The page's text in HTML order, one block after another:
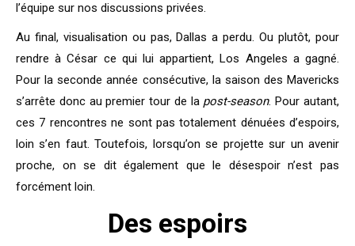
l’équipe sur nos discussions privées.
Au final, visualisation ou pas, Dallas a perdu. Ou plutôt, pour
rendre à César ce qui lui appartient, Los Angeles a gagné.
Pour la seconde année consécutive, la saison des Mavericks
s’arrête donc au premier tour de la post-season. Pour autant,
ces 7 rencontres ne sont pas totalement dénuées d’espoirs,
loin s’en faut. Toutefois, lorsqu’on se projette sur un avenir
proche, on se dit également que le désespoir n’est pas
forcément loin.
Des espoirs